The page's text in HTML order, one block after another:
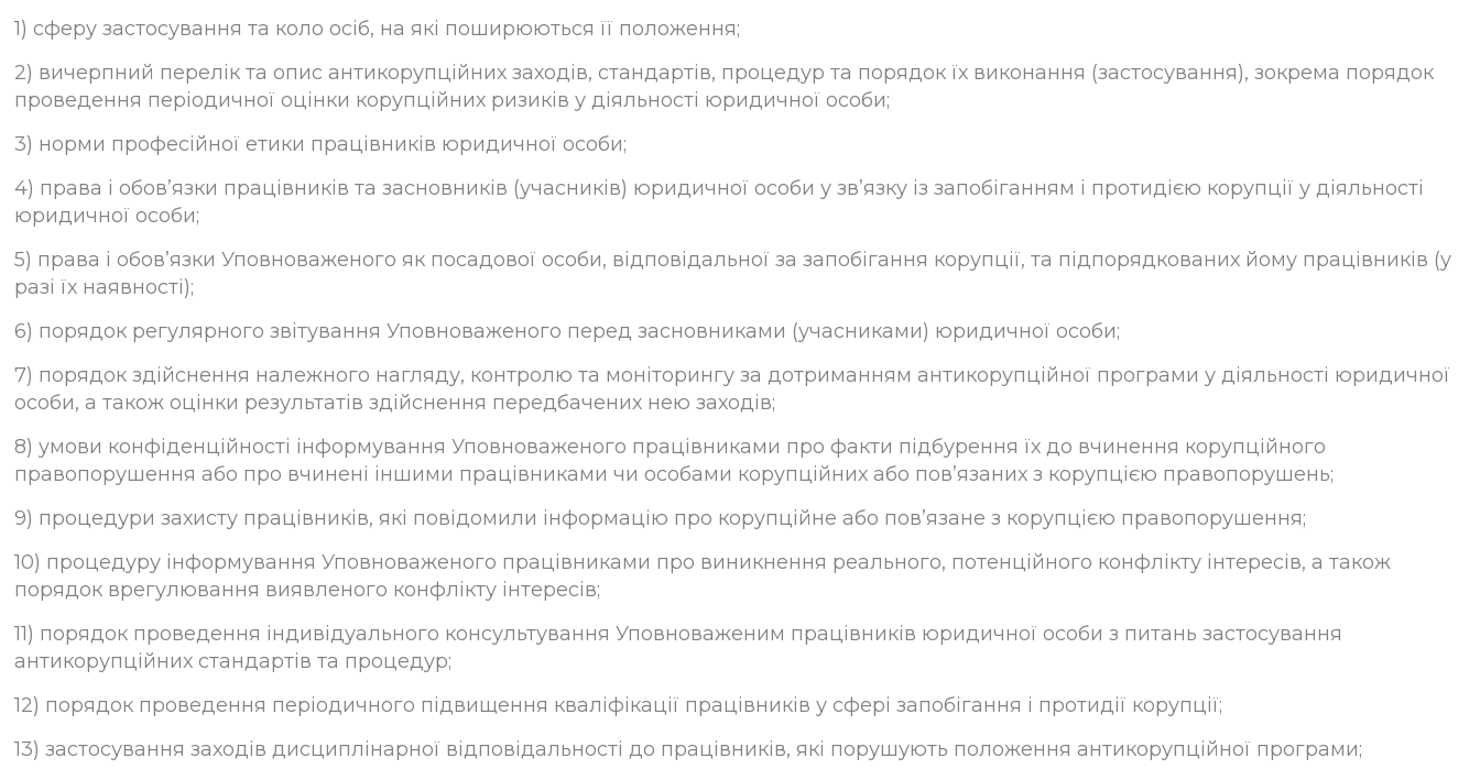
1) сферу застосування та коло осіб, на які поширюються її положення;
2) вичерпний перелік та опис антикорупційних заходів, стандартів, процедур та порядок їх виконання (застосування), зокрема порядок
проведення періодичної оцінки корупційних ризиків у діяльності юридичної особи;
3) норми професійної етики працівників юридичної особи;
4) права і обов’язки працівників та засновників (учасників) юридичної особи у зв’язку із запобіганням і протидією корупції у діяльності
юридичної особи;
5) права і обов’язки Уповноваженого як посадової особи, відповідальної за запобігання корупції, та підпорядкованих йому працівників (у
разі їх наявності);
6) порядок регулярного звітування Уповноваженого перед засновниками (учасниками) юридичної особи;
7) порядок здійснення належного нагляду, контролю та моніторингу за дотриманням антикорупційної програми у діяльності юридичної
особи, а також оцінки результатів здійснення передбачених нею заходів;
8) умови конфіденційності інформування Уповноваженого працівниками про факти підбурення їх до вчинення корупційного
правопорушення або про вчинені іншими працівниками чи особами корупційних або пов’язаних з корупцією правопорушень;
9) процедури захисту працівників, які повідомили інформацію про корупційне або пов’язане з корупцією правопорушення;
10) процедуру інформування Уповноваженого працівниками про виникнення реального, потенційного конфлікту інтересів, а також
порядок врегулювання виявленого конфлікту інтересів;
11) порядок проведення індивідуального консультування Уповноваженим працівників юридичної особи з питань застосування
антикорупційних стандартів та процедур;
12) порядок проведення періодичного підвищення кваліфікації працівників у сфері запобігання і протидії корупції;
13) застосування заходів дисциплінарної відповідальності до працівників, які порушують положення антикорупційної програми;